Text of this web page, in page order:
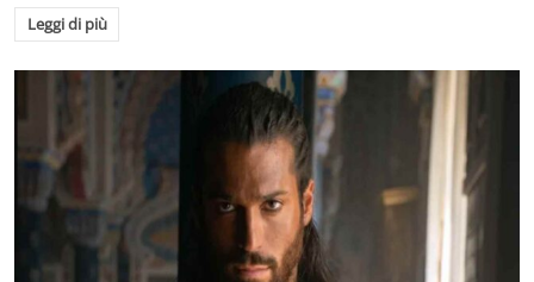
Leggi di più